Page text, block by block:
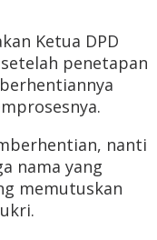
Ketua DPD
penetapan
nanti
nama yang
memutuskan